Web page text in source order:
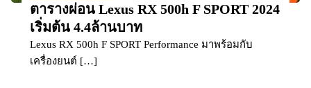
ตารางผ่อน Lexus RX 500h F SPORT 2024
เริ่มต้น 4.4ล้านบาท
Lexus RX 500h F SPORT Performance มาพร้อมกับ
เครื่องยนต์ […]